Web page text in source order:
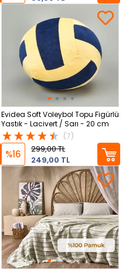
Evidea Soft Voleybol Topu Figürlü
Yastık - Lacivert / Sarı - 20 cm
(7)
%16
299,00 TL
249,00 TL